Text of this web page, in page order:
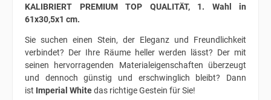
KALIBRIERT PREMIUM TOP QUALITÄT, 1. Wahl in
61x30,5x1 cm.
Sie suchen einen Stein, der Eleganz und Freundlichkeit
verbindet? Der Ihre Räume heller werden lässt? Der mit
seinen hervorragenden Materialeigenschaften überzeugt
und dennoch günstig und erschwinglich bleibt? Dann
ist Imperial Whitedas richtige Gestein für Sie!